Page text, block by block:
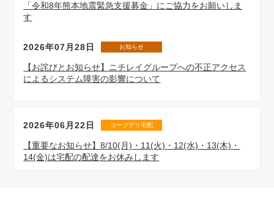
「令和8年熊本地震緊急支援募金」にご協力をお願いしま
す
2026年07月28日 お知らせ
【お詫びとお知らせ】ニチレイグループへの不正アクセス
によるシステム障害の影響について
2026年06月22日 コープデリ宅配
【重要なお知らせ】8/10(月)・11(火)・12(水)・13(木)・
14(金)は宅配の配達をお休みします